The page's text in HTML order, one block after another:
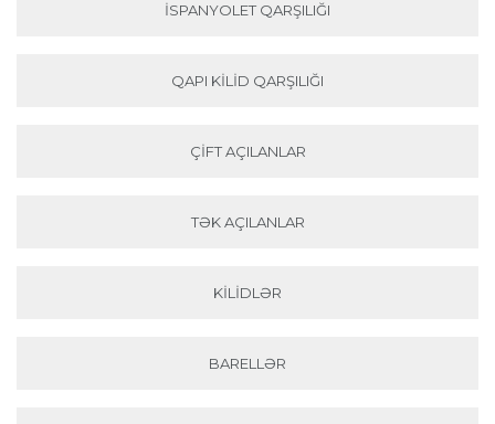
İSPANYOLET QARŞILIĞI
QAPI KILID QARŞILIĞI
ÇIFT AÇILANLAR
TƏK AÇILANLAR
KILIDLƏR
BARELLƏR